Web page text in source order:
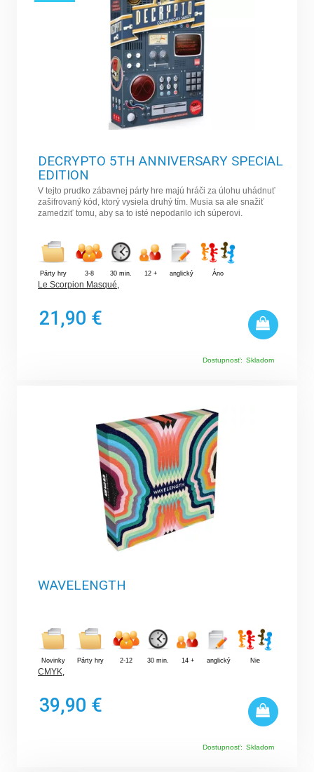
DECRYPTO 5TH ANNIVERSARY SPECIAL
EDITION
V tejto prudko zábavnej párty hre majú hráči za úlohu uhádnuť
zašifrovaný kód, ktorý vysiela druhý tím. Musia sa ale snažiť
zamedziť tomu, aby sa to isté nepodarilo ich súperovi.
Párty hry 3-8 30 min. 12 + anglický Áno
Le Scorpion Masqué,
21,90 €
Dostupnosť: Skladom
WAVELENGTH
Novinky Párty hry 2-12 30 min. 14 + anglický Nie
CMYK,
39,90 €
Dostupnosť: Skladom